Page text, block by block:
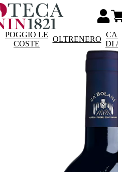
POGGIO LE
COSTE
OLTRENERO
DI